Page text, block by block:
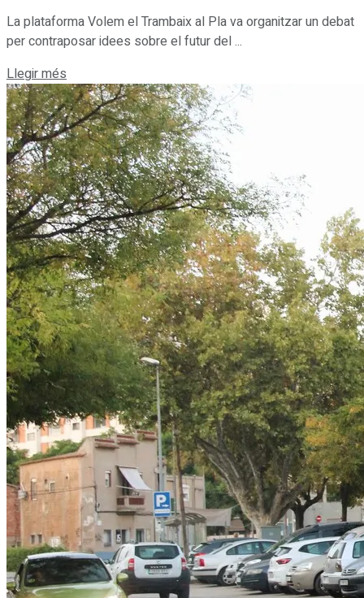
La plataforma Volem el Trambaix al Pla va organitzar un debat
per contraposar idees sobre el futur del ...
Llegir més